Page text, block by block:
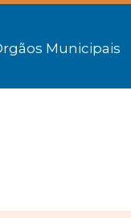
Municipais